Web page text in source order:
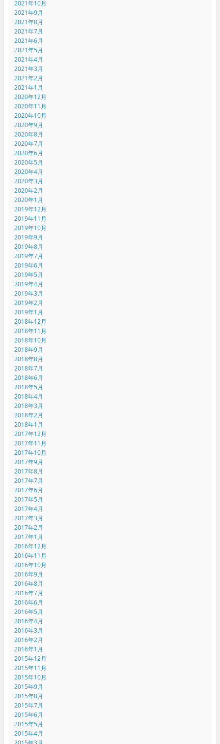
2021年10月
2021年9月
2021年8月
2021年7月
2021年6月
2021年5月
2021年4月
2021年3月
2021年2月
2021年1月
2020年12月
2020年11月
2020年10月
2020年9月
2020年8月
2020年7月
2020年6月
2020年5月
2020年4月
2020年3月
2020年2月
2020年1月
2019年12月
2019年11月
2019年10月
2019年9月
2019年8月
2019年7月
2019年6月
2019年5月
2019年4月
2019年3月
2019年2月
2019年1月
2018年12月
2018年11月
2018年10月
2018年9月
2018年8月
2018年7月
2018年6月
2018年5月
2018年4月
2018年3月
2018年2月
2018年1月
2017年12月
2017年11月
2017年10月
2017年9月
2017年8月
2017年7月
2017年6月
2017年5月
2017年4月
2017年3月
2017年2月
2017年1月
2016年12月
2016年11月
2016年10月
2016年9月
2016年8月
2016年7月
2016年6月
2016年5月
2016年4月
2016年3月
2016年2月
2016年1月
2015年12月
2015年11月
2015年10月
2015年9月
2015年8月
2015年7月
2015年6月
2015年5月
2015年4月